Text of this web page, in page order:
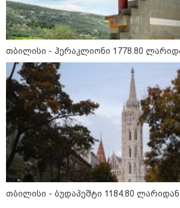
წელიწადნახევარში
ადამიანი დაიკარგა - 57
ეძებენ
12:27 / 09-08-
წალენჯიხის
ნიკო
IT სკოლის
11:59 / 09-08-2026
ხანძარი
გზაზე - რა
ამ წუთებში?
თბილისი - ჰერაკლიონი 1778.80
თბილისი - ბუდაპეშტი 1184.80 ლარიდან